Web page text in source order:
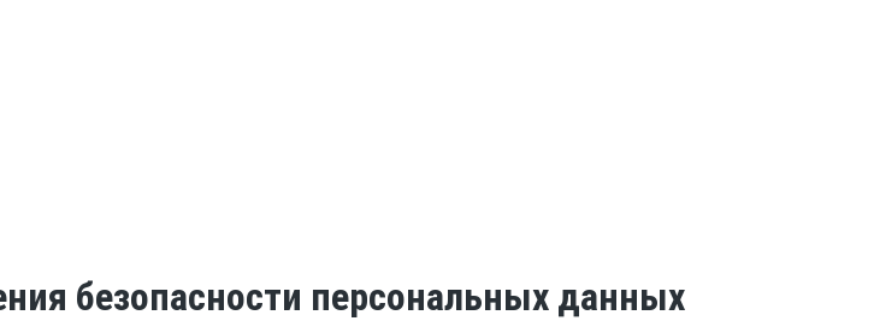
безопасности персональных данных